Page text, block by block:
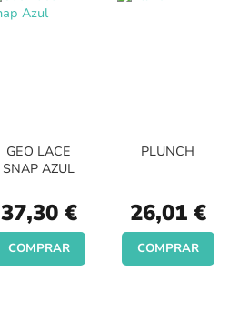
GEO LACE
SNAP AZUL
37,30 €
COMPRAR
PLUNCH
26,01 €
COMPRAR